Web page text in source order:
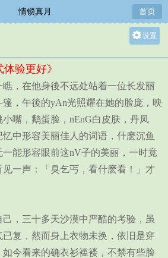
情锁真月 首页
设置
中
小
验更好》
，在他身後不远处站着一位长发丽
篷，午後的yAn光照耀在她的脸庞，映
嘴，鹅蛋脸，nEnG白皮肤，丹凤
中形容美丽佳人的词语，什麽沉鱼
能形容眼前这nV子的美丽，一时竟
一声：「臭乞丐，看什麽看！」才
三十多天沙漠中严酷的考验，虽
复，然而身上衣物未换，依旧是穿
今看来的确衣衫褴褛，不禁有些脸